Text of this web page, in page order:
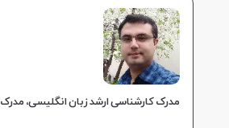
مدرک کارشناسی ارشد زبان انگلیسی، مدرک TESOL، بیش از ۱۵ سال تدریس در موسسات معتبر، مهارت در آمادگی آزمون‌های IELTS و TOEFL، آموزش هدفمند برای نیازهای خاص زبان‌آموزان.